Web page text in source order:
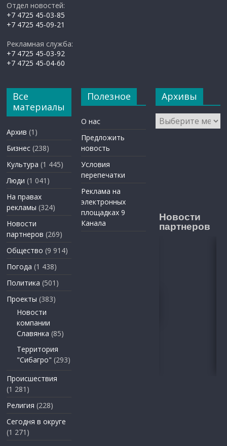
Отдел новостей:
+7 4725 45-03-85
+7 4725 45-09-21
Рекламная служба:
+7 4725 45-03-92
+7 4725 45-04-60
Все
материалы
Архив (1)
Бизнес (238)
Культура (1 445)
Люди (1 041)
На правах
рекламы (324)
Новости
партнеров (269)
Общество (9 914)
Погода (1 438)
Политика (501)
Проекты (383)
Новости
компании
Славянка (85)
Территория
"Сибагро" (293)
Происшествия
(1 281)
Религия (228)
Сегодня в округе
(1 271)
Полезное
О нас
Предложить
новость
Условия
перепечатки
Реклама на
электронных
площадках 9
Канала
Архивы
Архивы
Новости
партнеров